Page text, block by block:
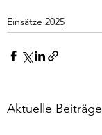
Einsätze 2025
Aktuelle Beiträge